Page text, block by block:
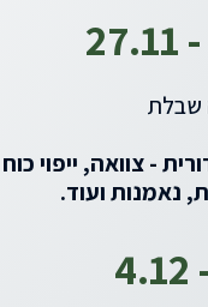
שבלת
- צוואה, ייפוי כוח
ועוד.